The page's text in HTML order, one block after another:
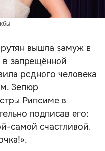
вышла замуж в
в запрещённой
родного человека
Зепюр
Рипсиме в
подписав его:
самой счастливой.